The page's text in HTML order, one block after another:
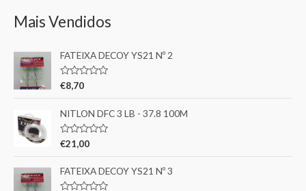
Mais Vendidos
FATEIXA DECOY YS21 Nº 2
A
l
i
a
ã
d
e
€8,70
NITLON DFC 3 LB - 37.8 100M
A
l
i
a
€21,00
FATEIXA DECOY YS21 Nº 3